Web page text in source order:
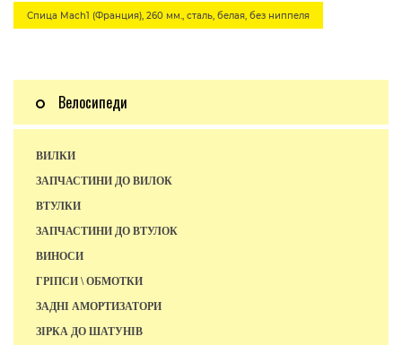
Спица Mach1 (Франция), 260 мм., сталь, белая, без ниппеля
Велосипеди
ВИЛКИ
ЗАПЧАСТИНИ ДО ВИЛОК
ВТУЛКИ
ЗАПЧАСТИНИ ДО ВТУЛОК
ВИНОСИ
ГРІПСИ \ ОБМОТКИ
ЗАДНІ АМОРТИЗАТОРИ
ЗІРКА ДО ШАТУНІВ